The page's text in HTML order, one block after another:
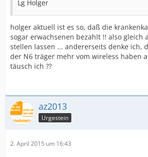
Lg Holger
holger aktuell ist es so, daß die
sogar erwachsenen bezahlt !! also gleich
stellen lassen ... andererseits denke ich,
der N6 träger mehr vom wireless haben
täusch ich ??
az2013
Urgestein
2. April 2015 um 16:43